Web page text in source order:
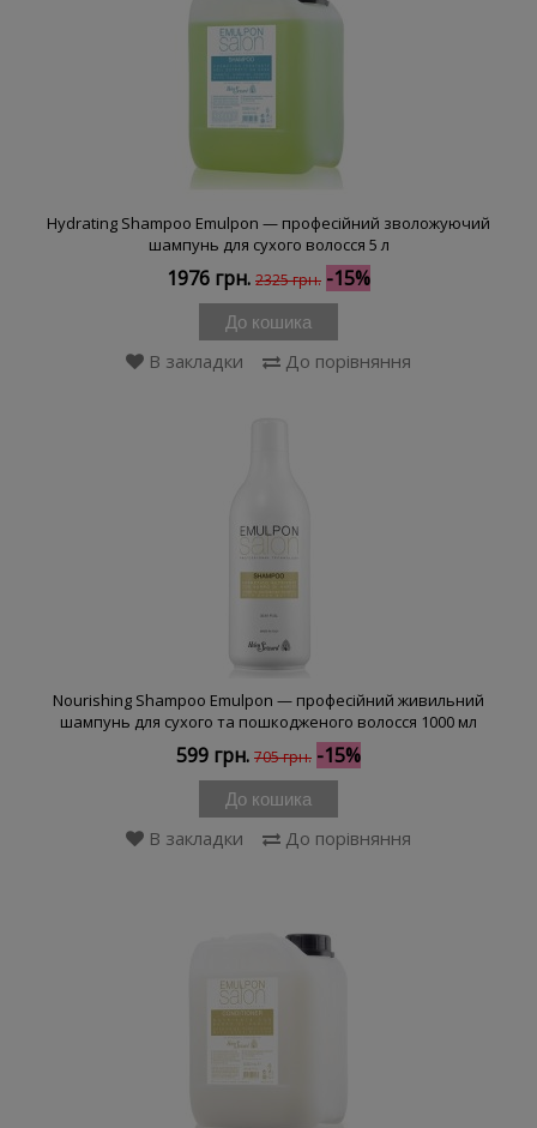
Hydrating Shampoo Emulpon — професійний зволожуючий
шампунь для сухого волосся 5 л
1976 грн. 2325 грн. -15%
До кошика
В закладки До порівняння
Nourishing Shampoo Emulpon — професійний живильний
шампунь для сухого та пошкодженого волосся 1000 мл
599 грн. 705 грн. -15%
До кошика
В закладки До порівняння